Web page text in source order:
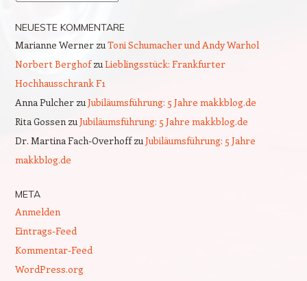
NEUESTE KOMMENTARE
Marianne Wernerzu Toni Schumacher und Andy Warhol
Norbert Berghofzu Lieblingsstück: Frankfurter
Hochhausschrank F1
Anna Pulcherzu Jubiläumsführung: 5 Jahre makkblog.de
Rita Gossen zu Jubiläumsführung: 5 Jahre makkblog.de
Dr. Martina Fach-Overhoffzu Jubiläumsführung: 5 Jahre
makkblog.de
META
Anmelden
Eintrags-Feed
Kommentar-Feed
WordPress.org